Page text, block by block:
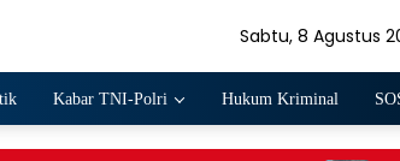
Sabtu, 8 Agustus
Kabar TNI-Polri Hukum Kriminal